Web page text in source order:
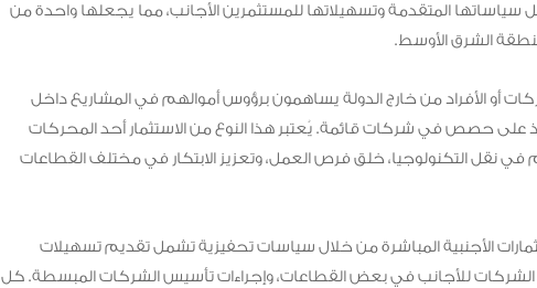
سياساتها المتقدمة وتسهيلاتها للمستثمرين الأجانب، مما يجعلها واحدة من
الشرق الأوسط.
أو الأفراد من خارج الدولة يساهمون برؤوس أموالهم في المشاريع داخل
على حصص في شركات قائمة. يُعتبر هذا النوع من الاستثمار أحد المحركات
في نقل التكنولوجيا، خلق فرص العمل، وتعزيز الابتكار في مختلف القطاعات
الأجنبية المباشرة من خلال سياسات تحفيزية تشمل تقديم تسهيلات
الشركات للأجانب في بعض القطاعات، وإجراءات تأسيس الشركات المبسطة. كل